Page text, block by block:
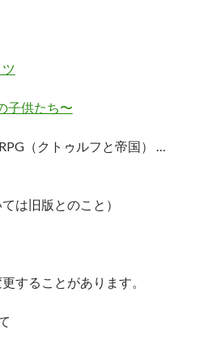
子供たち〜
（クトゥルフと帝国） …
は旧版とのこと）
することがあります。